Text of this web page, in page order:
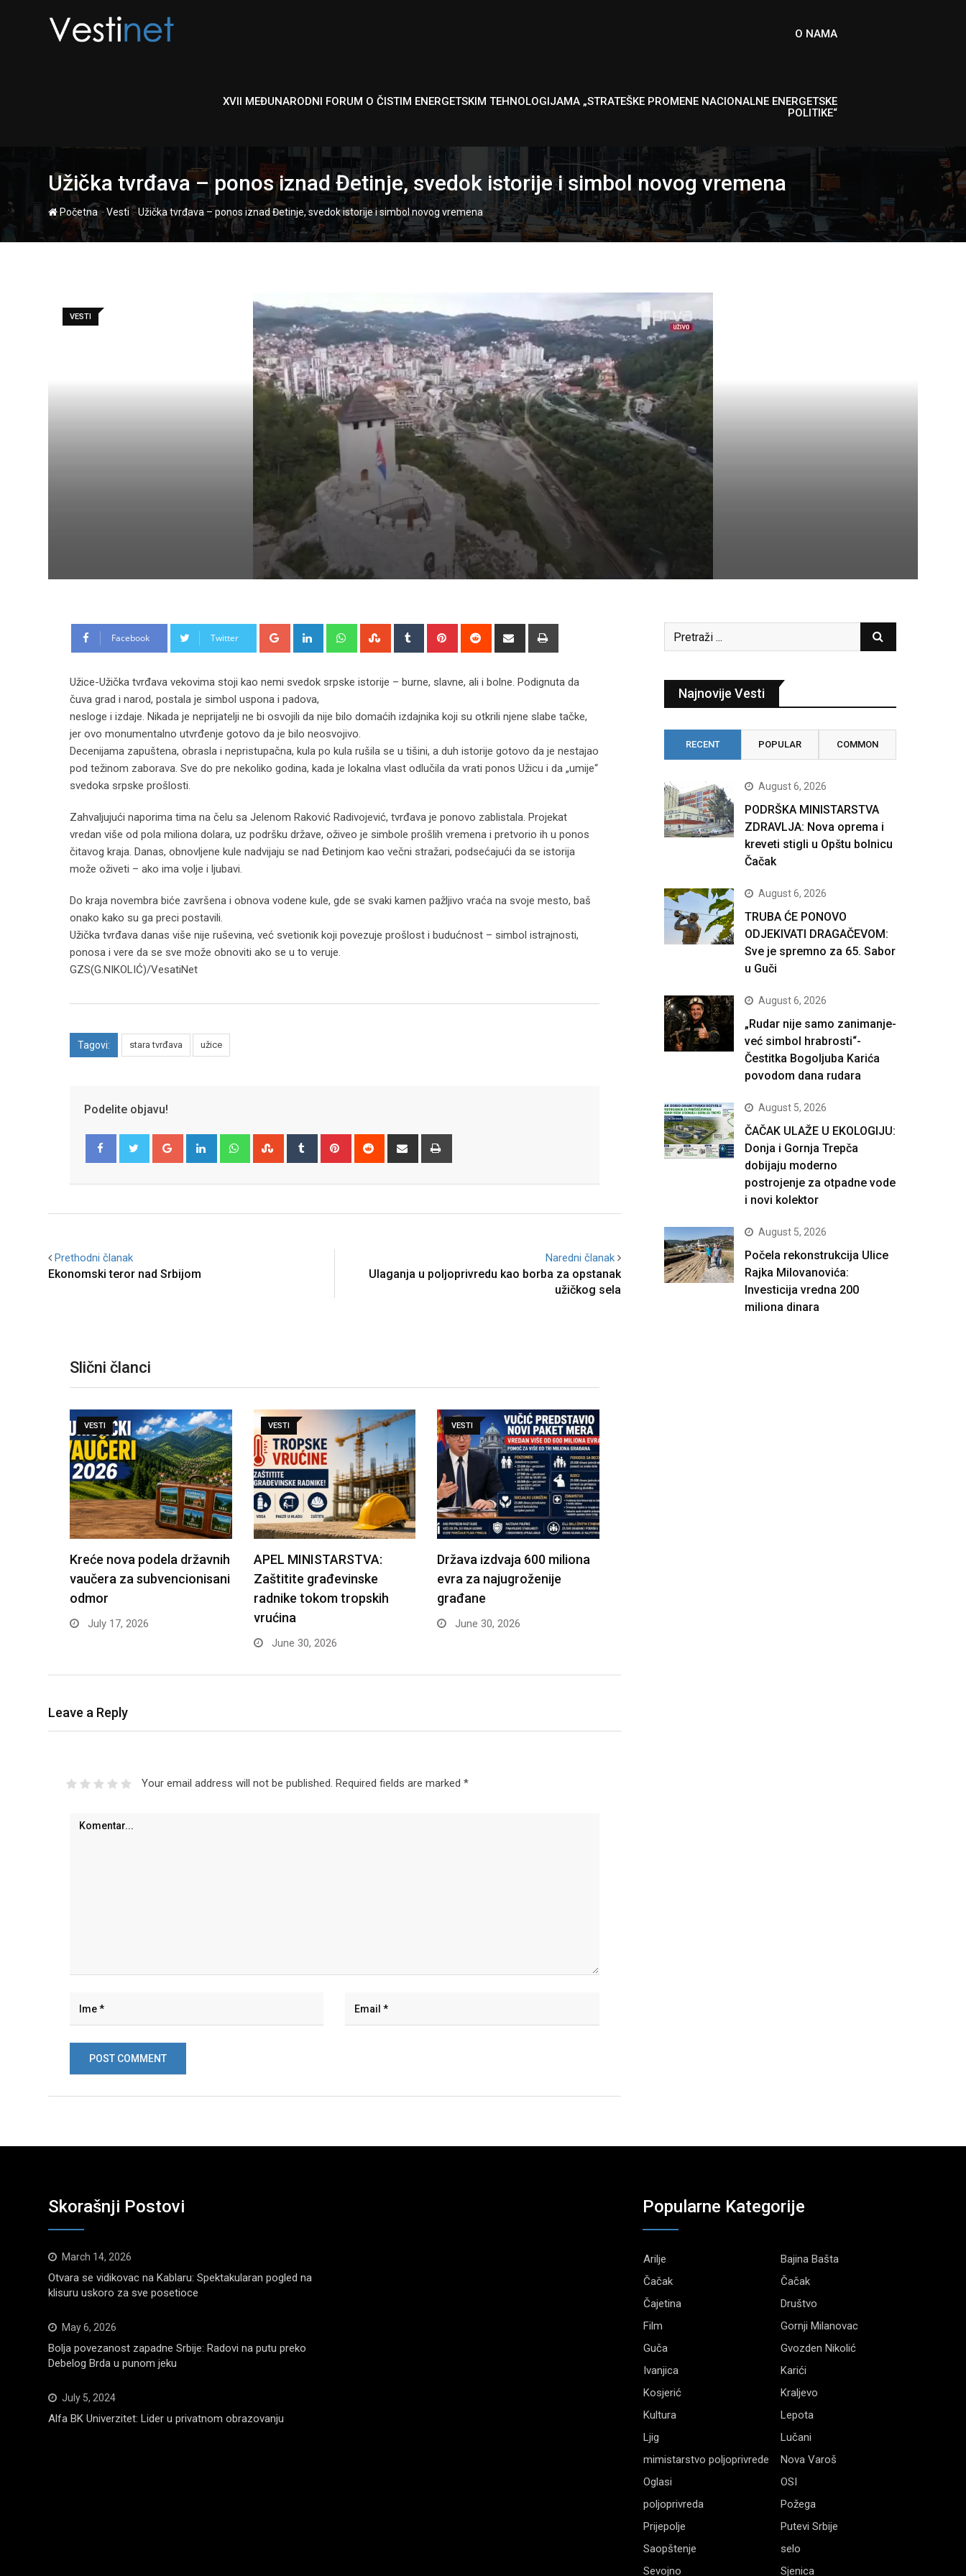
O NAMA
XVII MEĐUNARODNI FORUM O ČISTIM ENERGETSKIM TEHNOLOGIJAMA „STRATEŠKE PROMENE NACIONALNE ENERGETSKE
POLITIKE“
Užička tvrđava – ponos iznad Đetinje, svedok istorije i simbol novog vremena
Početna-Vesti-Užička tvrđava – ponos iznad Đetinje, svedok istorije i simbol novog vremena
VESTI
Facebook Twitter Google+ LinkedIn WhatsappStumbleUpon
Tumblr Pinterest Reddit
Share
Užice-Užička tvrđava vekovima stoji kao nemi svedok srpske istorije – burne, slavne, ali i bolne. Podignuta da
čuva grad i narod, postala je simbol uspona i padova,
nesloge i izdaje. Nikada je neprijatelji ne bi osvojili da nije bilo domaćih izdajnika koji su otkrili njene slabe tačke,
jer ovo monumentalno utvrđenje gotovo da je bilo neosvojivo.
Decenijama zapuštena, obrasla i nepristupačna, kula po kula rušila se u tišini, a duh istorije gotovo da je nestajao
pod težinom zaborava. Sve do pre nekoliko godina, kada je lokalna vlast odlučila da vrati ponos Užicu i da „umije“
svedoka srpske prošlosti.
Zahvaljujući naporima tima na čelu sa Jelenom Raković Radivojević, tvrđava je ponovo zablistala. Projekat
vredan više od pola miliona dolara, uz podršku države, oživeo je simbole prošlih vremena i pretvorio ih u ponos
čitavog kraja. Danas, obnovljene kule nadvijaju se nad Đetinjom kao večni stražari, podsećajući da se istorija
može oživeti – ako ima volje i ljubavi.
Do kraja novembra biće završena i obnova vodene kule, gde se svaki kamen pažljivo vraća na svoje mesto, baš
onako kako su ga preci postavili.
Užička tvrđava danas više nije ruševina, već svetionik koji povezuje prošlost i budućnost – simbol istrajnosti,
ponosa i vere da se sve može obnoviti ako se u to veruje.
GZS(G.NIKOLIĆ)/VesatiNet
Tagovi: stara tvrđava užice
Podelite objavu!
Google+ LinkedIn WhatsappStumbleUpon
Tumblr Pinterest Reddit
Share
Prethodni članak
Ekonomski teror nad Srbijom
Naredni članak
Ulaganja u poljoprivredu kao borba za opstanak
užičkog sela
Slični članci
VESTI
Kreće nova podela državnih
vaučera za subvencionisani
odmor
July 17, 2026
VESTI
APEL MINISTARSTVA:
Zaštitite građevinske
radnike tokom tropskih
vrućina
June 30, 2026
VESTI
Država izdvaja 600 miliona
evra za najugroženije
građane
June 30, 2026
Leave a Reply
Your email address will not be published. Required fields are marked *
Najnovije Vesti
RECENT POPULAR COMMON
August 6, 2026
PODRŠKA MINISTARSTVA
ZDRAVLJA: Nova oprema i
kreveti stigli u Opštu bolnicu
Čačak
August 6, 2026
TRUBA ĆE PONOVO
ODJEKIVATI DRAGAČEVOM:
Sve je spremno za 65. Sabor
u Guči
August 6, 2026
„Rudar nije samo zanimanje-
već simbol hrabrosti“-
Čestitka Bogoljuba Karića
povodom dana rudara
August 5, 2026
ČAČAK ULAŽE U EKOLOGIJU:
Donja i Gornja Trepča
dobijaju moderno
postrojenje za otpadne vode
i novi kolektor
August 5, 2026
Počela rekonstrukcija Ulice
Rajka Milovanovića:
Investicija vredna 200
miliona dinara
Skorašnji Postovi
March 14, 2026
Otvara se vidikovac na Kablaru: Spektakularan pogled na
klisuru uskoro za sve posetioce
May 6, 2026
Bolja povezanost zapadne Srbije: Radovi na putu preko
Debelog Brda u punom jeku
July 5, 2024
Alfa BK Univerzitet: Lider u privatnom obrazovanju
Popularne Kategorije
Arilje
Bajina Bašta
Čačak
Čačak
Čajetina
Društvo
Film
Gornji Milanovac
Guča
Gvozden Nikolić
Ivanjica
Karići
Kosjerić
Kraljevo
Kultura
Lepota
Ljig
Lučani
mimistarstvo poljoprivrede
Nova Varoš
Oglasi
OSI
poljoprivreda
Požega
Prijepolje
Putevi Srbije
Saopštenje
selo
Sevojno
Sjenica